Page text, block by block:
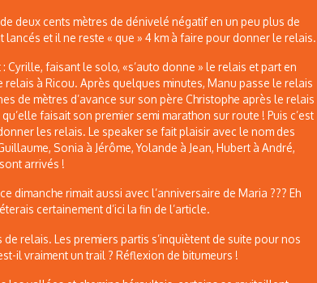
deux cents mètres de dénivelé négatif en un peu plus de
lancés et il ne reste « que » 4 km à faire pour donner le relais.
Cyrille, faisant le solo, «s’auto donne » le relais et part en
à Ricou. Après quelques minutes, Manu passe le relais
de mètres d’avance sur son père Christophe après le relais
faisait son premier semi marathon sur route ! Puis c’est
les relais. Le speaker se fait plaisir avec le nom des
Sonia à Jérôme, Yolande à Jean, Hubert à André,
arrivés !
dimanche rimait aussi avec l’anniversaire de Maria ??? Eh
certainement d’ici la fin de l’article.
relais. Les premiers partis s’inquiètent de suite pour nos
il vraiment un trail ? Réflexion de bitumeurs !